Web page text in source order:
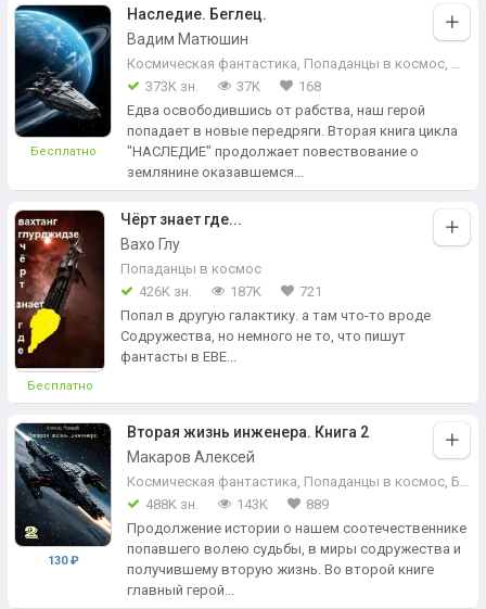
Бесплатно
Наследие. Беглец.
Вадим Матюшин
Космическая фантастика, Попаданцы в космос,
373K зн.
37K
168
Едва освободившись от рабства, наш герой
попадает в новые передряги. Вторая книга цикла
"НАСЛЕДИЕ" продолжает повествование о
землянине оказавшемся...
Бесплатно
Чёрт знает где...
Вахо Глу
Попаданцы в космос
426K зн.
187K
721
Попал в другую галактику. а там что-то вроде
Содружества, но немного не то, что пишут
фантасты в ЕВЕ...
130 ₽
Вторая жизнь инженера. Книга 2
Макаров Алексей
Космическая фантастика, Попаданцы в космос, Боевая фантастика
488K зн.
143K
889
Продолжение истории о нашем соотечественнике
попавшего волею судьбы, в миры содружества и
получившему вторую жизнь. Во второй книге
главный герой...